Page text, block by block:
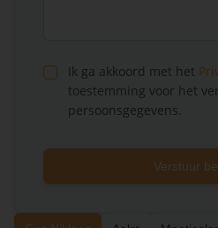
Ik ga akkoord met het
toestemming voor het
persoonsgegevens.
Verstuur